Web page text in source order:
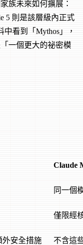
族未來如何擴展：
5 則是該層級內正式
看到「Mythos」，
一個更大的祕密模
Claude
同一個
僅限經
外安全措施 不含這